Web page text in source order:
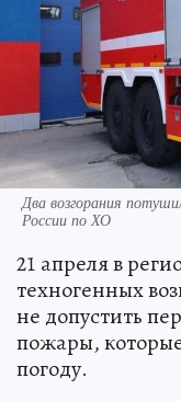
Два возгорания
России по ХО
21 апреля в
техногенных
не допустить
пожары,
погоду.